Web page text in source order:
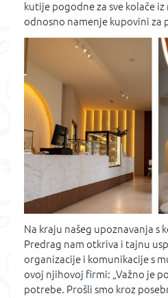
kutije pogodne za sve kolače
odnosno namenje kupovini za
Na kraju našeg upoznavanja s
Predrag nam otkriva i tajnu
organizacije i komunikacije s
ovoj njihovoj firmi: „Važno je
potrebe. Prošli smo kroz